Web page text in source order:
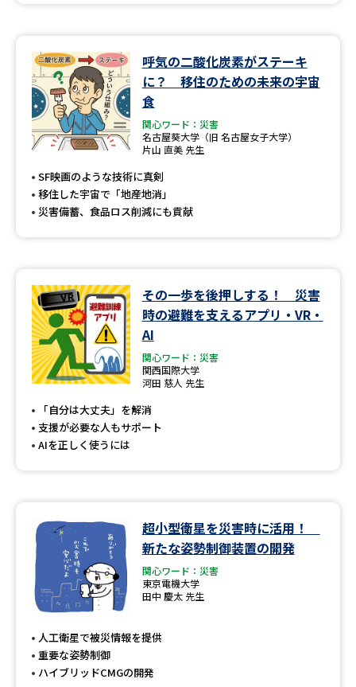
呼気の二酸化炭素がステーキ
に？ 移住のための未来の宇宙
食
関心ワード：災害
名古屋葵大学（旧 名古屋女子大学）
片山 直美 先生
SF映画のような技術に真剣
移住した宇宙で「地産地消」
災害備蓄、食品ロス削減にも貢献
その一歩を後押しする！ 災害
時の避難を支えるアプリ・VR・
AI
関心ワード：災害
関西国際大学
河田 慈人 先生
「自分は大丈夫」を解消
支援が必要な人もサポート
AIを正しく使うには
超小型衛星を災害時に活用！
新たな姿勢制御装置の開発
関心ワード：災害
東京電機大学
田中 慶太 先生
人工衛星で被災情報を提供
重要な姿勢制御
ハイブリッドCMGの開発